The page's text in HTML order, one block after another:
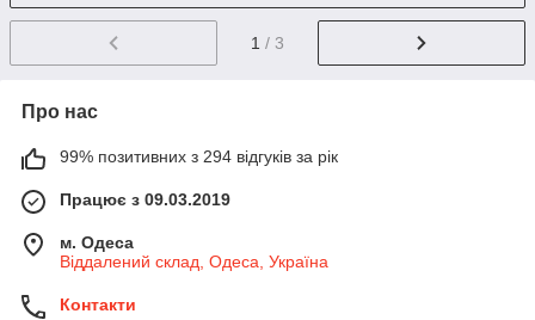
1 / 3
Про нас
99% позитивних з 294 відгуків за рік
Працює з 09.03.2019
м. Одеса
Віддалений склад, Одеса, Україна
Контакти